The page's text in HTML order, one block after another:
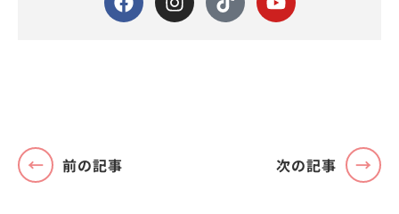
前の記事 次の記事